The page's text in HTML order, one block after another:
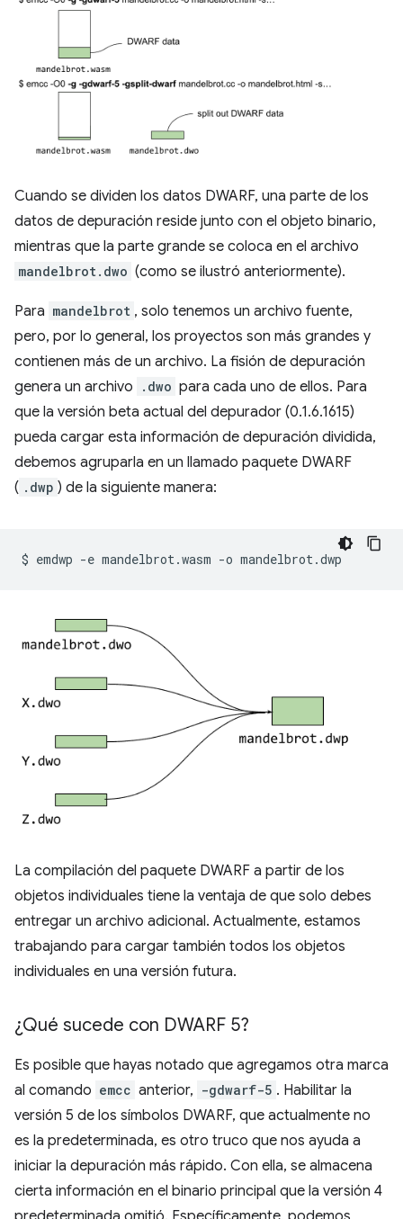
Cuando se dividen los datos DWARF, una parte de los
datos de depuración reside junto con el objeto binario,
mientras que la parte grande se coloca en el archivo
mandelbrot.dwo (como se ilustró anteriormente).
Para mandelbrot , solo tenemos un archivo fuente,
pero, por lo general, los proyectos son más grandes y
contienen más de un archivo. La fisión de depuración
genera un archivo
.dwo para cada uno de ellos. Para
que la versión beta actual del depurador (0.1.6.1615)
pueda cargar esta información de depuración dividida,
debemos agruparla en un llamado paquete DWARF
( .dwp ) de la siguiente manera:
$ emdwp -e mandelbrot.wasm -o
La compilación del paquete DWARF a partir de los
objetos individuales tiene la ventaja de que solo debes
entregar un archivo adicional. Actualmente, estamos
trabajando para cargar también todos los objetos
individuales en una versión futura.
¿Qué sucede con DWARF 5?
Es posible que hayas notado que agregamos otra marca
al comando emcc anterior, -gdwarf-5 . Habilitar la
versión 5 de los símbolos DWARF, que actualmente no
es la predeterminada, es otro truco que nos ayuda a
iniciar la depuración más rápido. Con ella, se almacena
cierta información en el binario principal que la versión 4